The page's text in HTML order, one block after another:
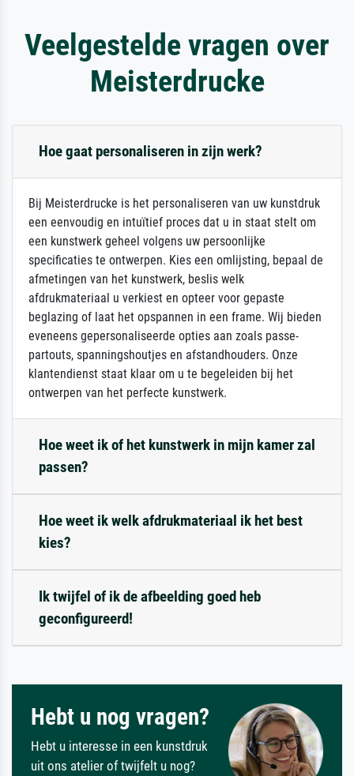
Veelgestelde vragen over
Meisterdrucke
Hoe gaat personaliseren in zijn werk?
Bij Meisterdrucke is het personaliseren van uw kunstdruk
een eenvoudig en intuïtief proces dat u in staat stelt om
een kunstwerk geheel volgens uw persoonlijke
specificaties te ontwerpen. Kies een omlijsting, bepaal de
afmetingen van het kunstwerk, beslis welk
afdrukmateriaal u verkiest en opteer voor gepaste
beglazing of laat het opspannen in een frame. Wij bieden
eveneens gepersonaliseerde opties aan zoals passe-
partouts, spanningshoutjes en afstandhouders. Onze
klantendienst staat klaar om u te begeleiden bij het
ontwerpen van het perfecte kunstwerk.
Hoe weet ik of het kunstwerk in mijn kamer zal
passen?
Hoe weet ik welk afdrukmateriaal ik het best
kies?
Ik twijfel of ik de afbeelding goed heb
geconfigureerd!
Hebt u nog vragen?
Hebt u interesse in een kunstdruk
uit ons atelier of twijfelt u nog?